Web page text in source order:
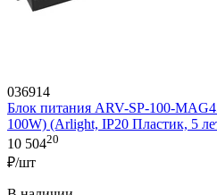
036914
Блок питания ARV-SP-100-
100W) (Arlight, IP20 Пластик, 5
10 50420
₽/шт